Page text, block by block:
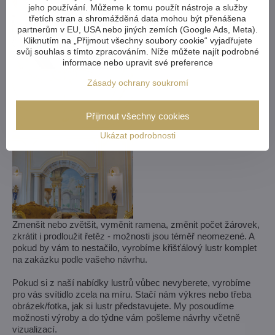
Zmenšit nebo zvětšit, vyměnit ramena, změnit počet žárovek,
zkrátit i prodloužit řetěz - možnosti jsou téměř neomezené. A
pokud by vám to nestačilo, vyrobíme křišťálový lustr komplet
na zakázku podle vašeho návrhu.
Pokud si z naší nabídky lustrů vůbec nevyberete, vyrobíme
pro vás svítidlo zcela na míru. Stačí nám výkres nebo třeba
obrázek/fotka, jak si lustr představujete. My posoudíme
možnosti výroby a do týdne vám pošleme návrhy včetně
vizualizací.
jeho používání. Můžeme k tomu použít nástroje a služby
třetích stran a shromážděná data mohou být přenášena
partnerům v EU, USA nebo jiných zemích (Google Ads, Meta).
Kliknutím na „Přijmout všechny soubory cookie“ vyjadřujete
svůj souhlas s tímto zpracováním. Níže můžete najít podrobné
informace nebo upravit své preference
Zásady ochrany soukromí
Ukázat podrobnosti
Přijmout všechny cookies